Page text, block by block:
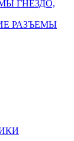
ГНЕЗДО,
РАЗЪЕМЫ